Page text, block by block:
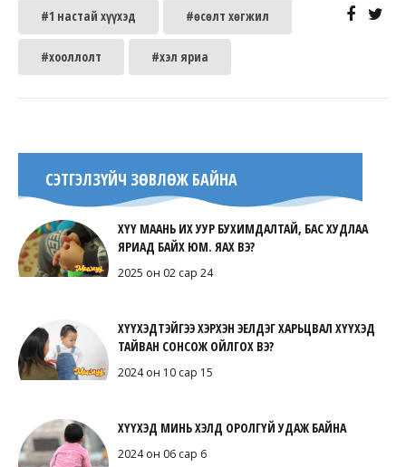
#1 настай хүүхэд #өсөлт хөгжил
#хооллолт #хэл яриа
СЭТГЭЛЗҮЙЧ ЗӨВЛӨЖ БАЙНА
ХҮҮ МААНЬ ИХ УУР БУХИМДАЛТАЙ, БАС ХУДЛАА
ЯРИАД БАЙХ ЮМ. ЯАХ ВЭ?
2025 он 02 сар 24
ХҮҮХЭДТЭЙГЭЭ ХЭРХЭН ЭЕЛДЭГ ХАРЬЦВАЛ ХҮҮХЭД
ТАЙВАН СОНСОЖ ОЙЛГОХ ВЭ?
2024 он 10 сар 15
ХҮҮХЭД МИНЬ ХЭЛД ОРОЛГҮЙ УДАЖ БАЙНА
2024 он 06 сар 6